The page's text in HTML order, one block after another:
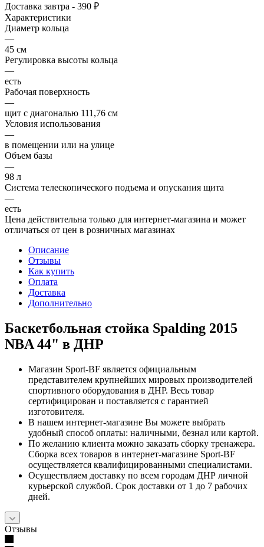
Доставка завтра - 390 ₽
Характеристики
Диаметр кольца
—
45 см
Регулировка высоты кольца
—
есть
Рабочая поверхность
—
щит с диагональю 111,76 см
Условия использования
—
в помещении или на улице
Объем базы
—
98 л
Система телескопического подъема и опускания щита
—
есть
Цена действительна только для интернет-магазина и может
отличаться от цен в розничных магазинах
Описание
Отзывы
Как купить
Оплата
Доставка
Дополнительно
Баскетбольная стойка Spalding 2015
NBA 44" в ДНР
Магазин Sport-BF является официальным
представителем крупнейших мировых производителей
спортивного оборудования в ДНР. Весь товар
сертифицирован и поставляется с гарантией
изготовителя.
В нашем интернет-магазине Вы можете выбрать
удобный способ оплаты: наличными, безнал или картой.
По желанию клиента можно заказать сборку тренажера.
Сборка всех товаров в интернет-магазине Sport-BF
осуществляется квалифицированными специалистами.
Осуществляем доставку по всем городам ДНР личной
курьерской службой. Срок доставки от 1 до 7 рабочих
дней.
Отзывы